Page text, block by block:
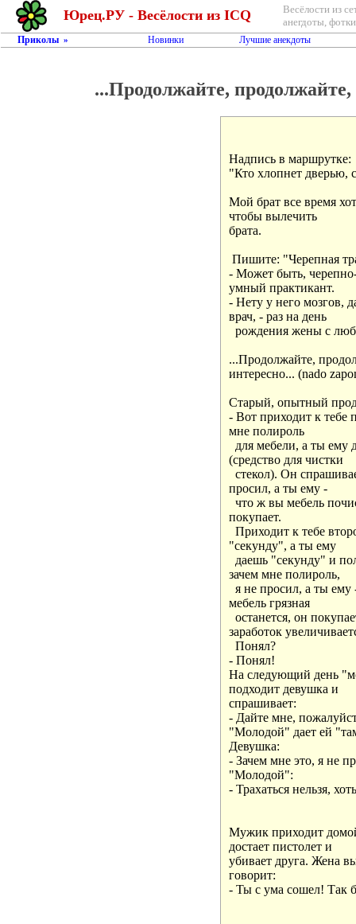
Юрец.РУ - Весёлости из ICQ
Весёлости из
анегдоты,
Приколы » Новинки Лучшие анекдоты
...Продолжайте, продолжайте,
Надпись в маршрутке:
"Кто хлопнет дверью,
Мой брат все время
чтобы вылечить
брата.
Пишите: "Черепная
- Может быть,
умный практикант.
- Нету у него мозгов,
врач, - раз на день
рождения жены с
...Продолжайте,
интересно... (nado
Старый, опытный
- Вот приходит к тебе
мне полироль
для мебели, а ты
(средство для чистки
стекол). Он
просил, а ты ему -
что ж вы мебель
покупает.
Приходит к тебе
"секунду", а ты ему
даешь "секунду" и
зачем мне полироль,
я не просил, а ты
мебель грязная
останется, он
заработок
  Понял?
- Понял!
На следующий день
подходит девушка и
спрашивает:
- Дайте мне,
"Молодой" дает ей
Девушка:
- Зачем мне это, я не
"Молодой":
- Трахаться нельзя,
Мужик приходит
достает пистолет и
убивает друга. Жена
говорит:
- Ты с ума сошел! Так